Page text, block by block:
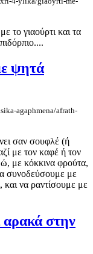
το γιαούρτι και τα
ψητά
agaphmena/afrath-
σαν σουφλέ (ή
με τον καφέ ή τον
με κόκκινα φρούτα,
συνοδεύσουμε με
και να ραντίσουμε με
αρακά στην